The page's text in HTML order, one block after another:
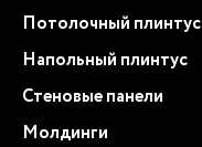
Потолочный плинтус
Напольный плинтус
Стеновые панели
Молдинги